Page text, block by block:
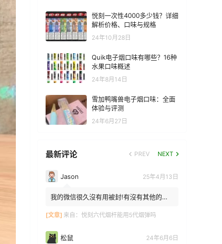
悦刻一次性4000多少钱？详细
解析价格、口味与规格
24年10月28日
Quik电子烟口味有哪些？16种
水果口味概述
24年8月14日
雪加鸭嘴兽电子烟口味：全面
体验与评测
24年6月27日
最新评论 PREV NEXT
Jason 25年4月13日
我的微信很久沒有用被封!有沒有其他的方
[文章] 来自： 悦刻六代烟杆能用5代烟弹吗
松鼠 24年6月6日